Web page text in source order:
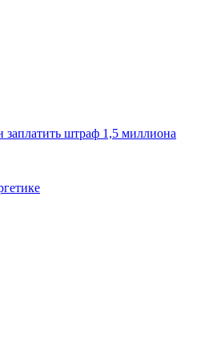
заплатить штраф 1,5 миллиона